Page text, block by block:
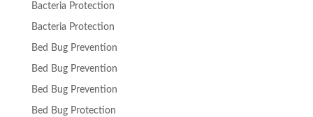
Bacteria Protection
Bacteria Protection
Bed Bug Prevention
Bed Bug Prevention
Bed Bug Prevention
Bed Bug Protection